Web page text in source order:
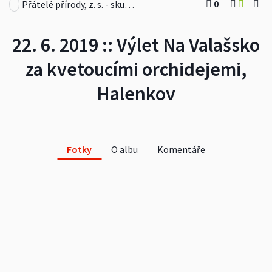
22. 6. 2019 :: Výlet Na Valašsko
za kvetoucími orchidejemi,
Halenkov
Přátelé přírody, z. s. - skupina Malá liška 0
Fotky O albu Komentáře